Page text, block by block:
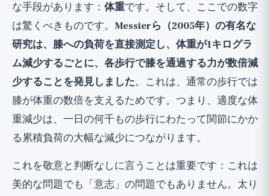
な手段があります： 体重です。そして、ここでの数字
は驚くべきものです。 Messierら（2005年）の有名な
研究は、膝への負荷を直接測定し、体重が1キログラ
ム減少するごとに、各歩行で膝を通過する力が数倍減
少することを発見しました。これは、通常の歩行では
膝が体重の数倍を支えるためです。つまり、適度な体
重減少は、一日の何千もの歩行にわたって関節にかか
る累積負荷の大幅な減少につながります。
これを敬意と判断なしに言うことは重要です：これは
美的な問題でも「意志」の問題でもありません。太り